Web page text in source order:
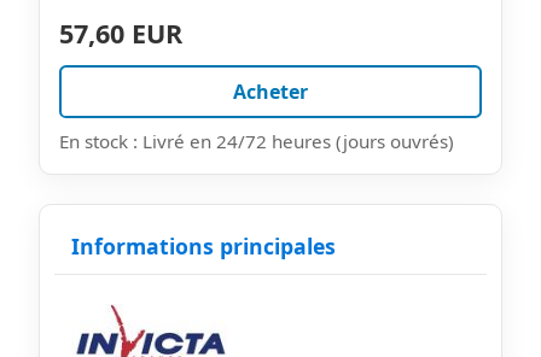
57,60 EUR
Acheter
En stock : Livré en 24/72 heures (jours ouvrés)
Informations principales